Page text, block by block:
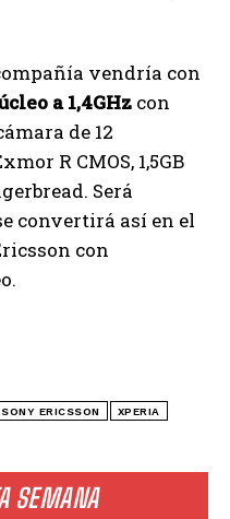
SEMANA
vendría con
a 1,4GHz con
de 12
R CMOS, 1,5GB
Será
convertirá así en el
con
SONY ERICSSON XPERIA